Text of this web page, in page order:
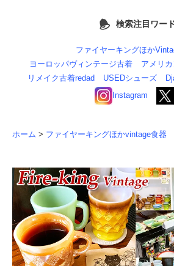
検索注目ワー
ファイヤーキングほか
ヨーロッパヴィンテージ古着
アメリ
リメイク古着redad
USEDシューズ
Instagram
ホーム > ファイヤーキングほかvintage食器